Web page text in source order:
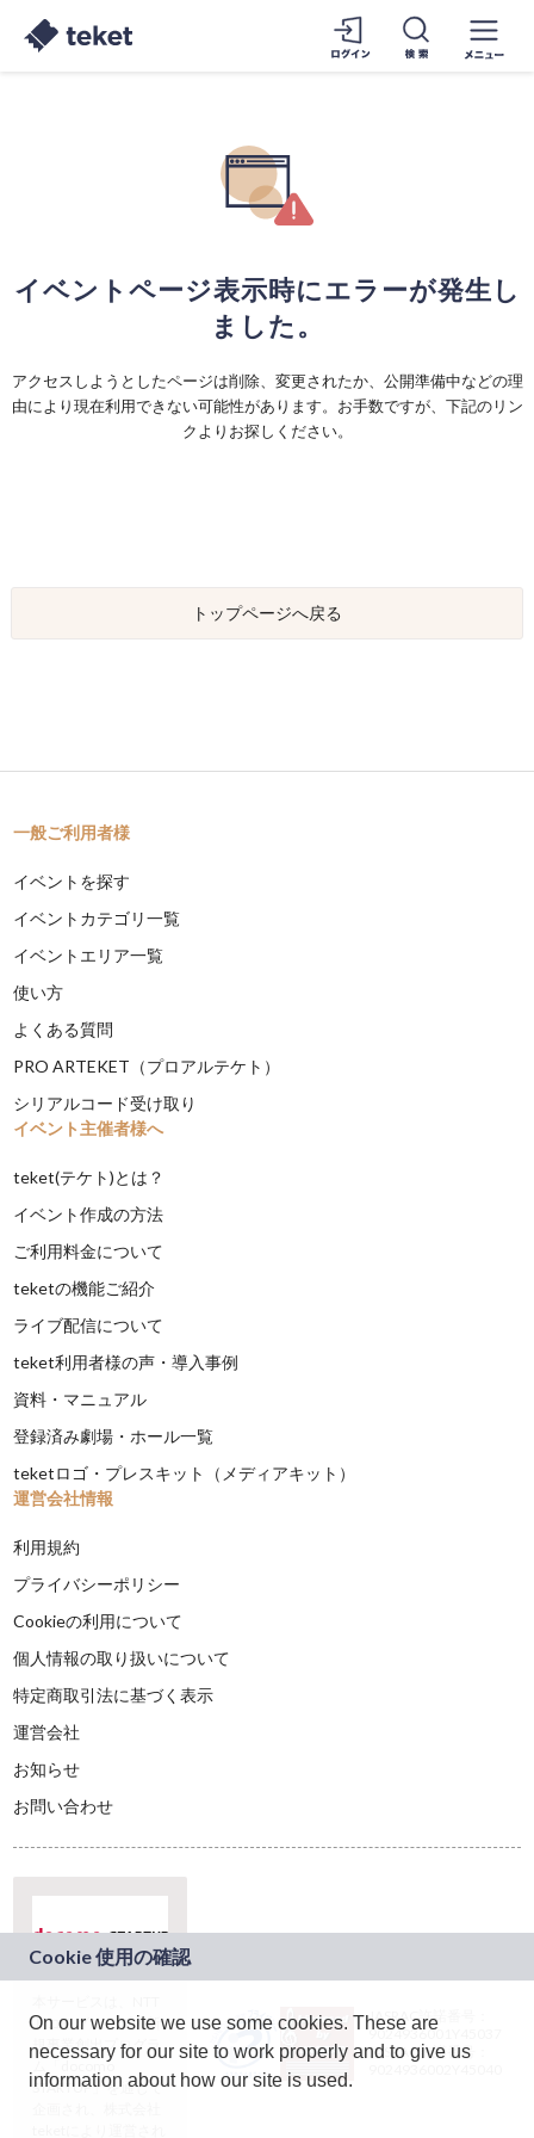
イベントページ表示時にエラーが発生し
ました。
アクセスしようとしたページは削除、変更されたか、公開準備中などの理
由により現在利用できない可能性があります。お手数ですが、下記のリン
クよりお探しください。
トップページへ戻る
一般ご利用者様
イベントを探す
イベントカテゴリ一覧
イベントエリア一覧
使い方
よくある質問
PRO ARTEKET（プロアルテケト）
シリアルコード受け取り
イベント主催者様へ
teket(テケト)とは？
イベント作成の方法
ご利用料金について
teketの機能ご紹介
ライブ配信について
teket利用者様の声・導入事例
資料・マニュアル
登録済み劇場・ホール一覧
teketロゴ・プレスキット（メディアキット）
運営会社情報
利用規約
プライバシーポリシー
Cookieの利用について
個人情報の取り扱いについて
特定商取引法に基づく表示
運営会社
お知らせ
お問い合わせ
ドコモグループの新
規事業創出プログラ
ム「docomo
STARTUP」を通じて
JASRAC許諾番号：
9024936001Y45037
JASRAC許諾番号：
On our website we use some cookies. These are
necessary for our site to work properly and to give us
information about how our site is used.